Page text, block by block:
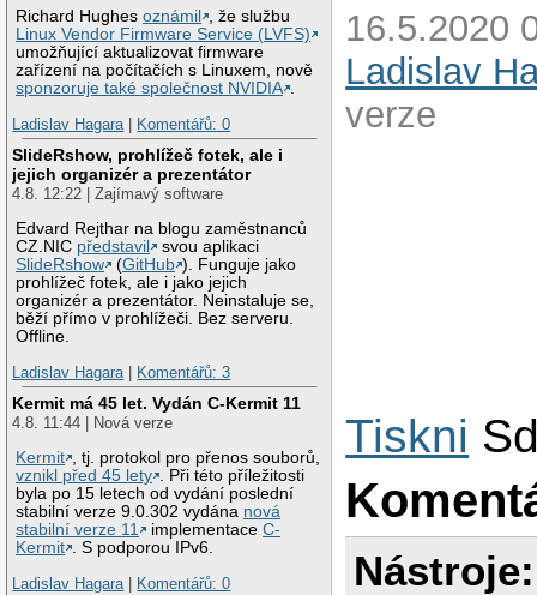
Richard Hughesoznámil
, že službu
Linux Vendor Firmware Service (LVFS)
umožňující aktualizovat firmware
zařízení na počítačích s Linuxem, nově
sponzoruje také společnost NVIDIA .
Ladislav Hagara | Komentářů: 0
SlideRshow, prohlížeč fotek, ale i
jejich organizér a prezentátor
4.8. 12:22 | Zajímavý software
Edvard Rejthar na blogu zaměstnanců
CZ.NIC představil
svou aplikaci
SlideRshow
(GitHub ). Funguje jako
prohlížeč fotek, ale i jako jejich
organizér a prezentátor. Neinstaluje se,
běží přímo v prohlížeči. Bez serveru.
Offline.
Ladislav Hagara | Komentářů: 3
Kermit má 45 let. Vydán C-Kermit 11
4.8. 11:44 | Nová verze
Kermit , tj. protokol pro přenos souborů,
vznikl před 45 lety . Při této příležitosti
byla po 15 letech od vydání poslední
stabilní verze 9.0.302 vydána nová
stabilní verze 11
implementaceC-
Kermit . S podporou IPv6.
Ladislav Hagara | Komentářů: 0
16.5.2020
Ladislav
verze
Tiskni
Nástroje: